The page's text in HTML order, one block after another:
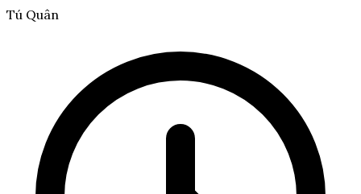
Tú Quân